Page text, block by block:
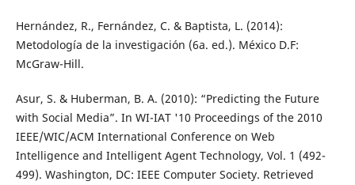
Hernández, R., Fernández, C. & Baptista, L. (2014):
Metodología de la investigación (6a. ed.). México D.F:
McGraw-Hill.
Asur, S. & Huberman, B. A. (2010): “Predicting the Future
with Social Media”. In WI-IAT '10 Proceedings of the 2010
IEEE/WIC/ACM International Conference on Web
Intelligence and Intelligent Agent Technology, Vol. 1 (492-
499). Washington, DC: IEEE Computer Society. Retrieved